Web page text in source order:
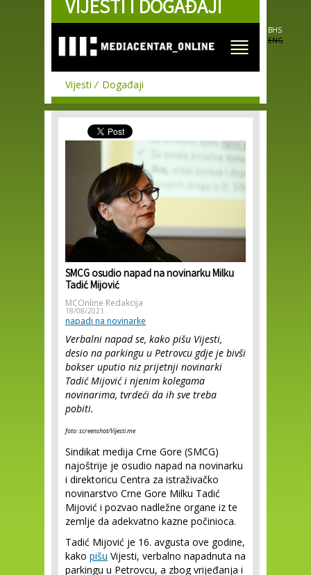
Skip to
main
VIJESTI I DOGAĐAJI
BHS
ENG
Vijesti Događaji
SMCG osudio napad na novinarku Milku
Tadić Mijović
MCOnline Redakcija
18/08/2021
napadi na novinarke
Verbalni napad se, kako pišu Vijesti,
desio na parkingu u Petrovcu gdje je bivši
bokser uputio niz prijetnji novinarki
Tadić Mijović i njenim kolegama
novinarima, tvrdeći da ih sve treba
pobiti.
foto: screenshot/Vijesti.me
Sindikat medija Crne Gore (SMCG)
najoštrije je osudio napad na novinarku
i direktoricu Centra za istraživačko
novinarstvo Crne Gore Milku Tadić
Mijović i pozvao nadležne organe iz te
zemlje da adekvatno kazne počinioca.
Tadić Mijović je 16. avgusta ove godine,
kako pišu Vijesti, verbalno napadnuta na
parkingu u Petrovcu, a zbog vrijeđanja i